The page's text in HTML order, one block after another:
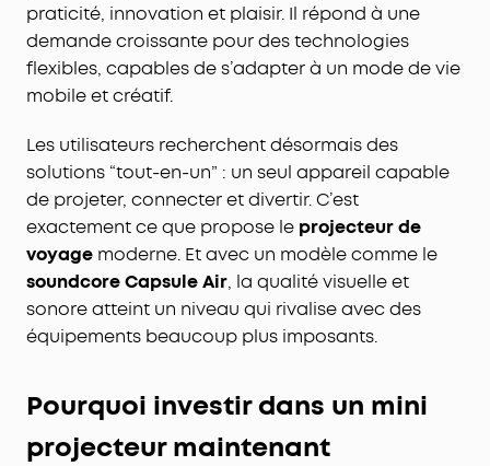
praticité, innovation et plaisir. Il répond à une
demande croissante pour des technologies
flexibles, capables de s’adapter à un mode de vie
mobile et créatif.
Les utilisateurs recherchent désormais des
solutions “tout-en-un” : un seul appareil capable
de projeter, connecter et divertir. C’est
exactement ce que propose le projecteur de
voyage moderne. Et avec un modèle comme le
soundcore Capsule Air, la qualité visuelle et
sonore atteint un niveau qui rivalise avec des
équipements beaucoup plus imposants.
Pourquoi investir dans un mini
projecteur maintenant